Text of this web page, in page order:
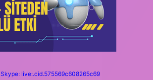
Skype: live:.cid.575569c608265c69